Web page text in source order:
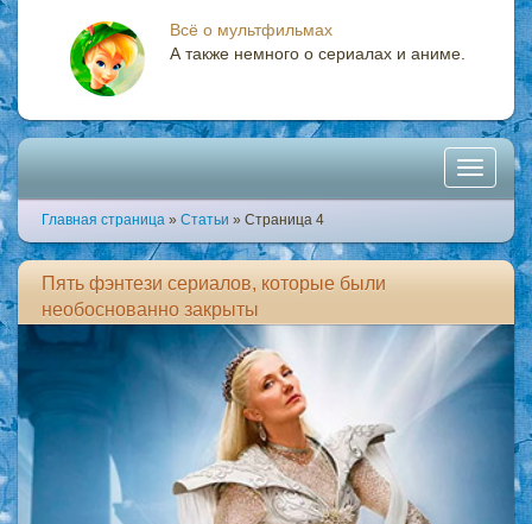
Всё о мультфильмах
А также немного о сериалах и аниме.
Toggle
Главная страница » Статьи » Страница 4
Пять фэнтези сериалов, которые были
необоснованно закрыты